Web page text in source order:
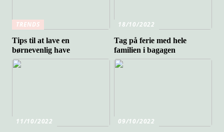
TRENDS
Tips til at lave en
børnevenlig have
18/10/2022
Tag på ferie med hele
familien i bagagen
11/10/2022
09/10/2022